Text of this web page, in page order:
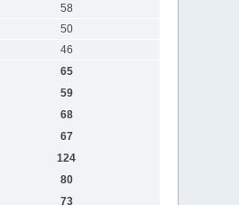
58
50
46
65
59
68
67
124
80
73